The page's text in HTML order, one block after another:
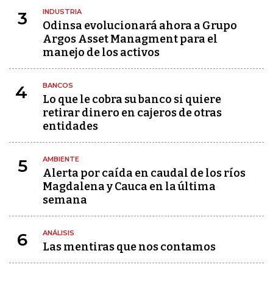
3 INDUSTRIA
Odinsa evolucionará ahora a Grupo
Argos Asset Managment para el
manejo de los activos
4 BANCOS
Lo que le cobra su banco si quiere
retirar dinero en cajeros de otras
entidades
5 AMBIENTE
Alerta por caída en caudal de los ríos
Magdalena y Cauca en la última
semana
6 ANÁLISIS
Las mentiras que nos contamos